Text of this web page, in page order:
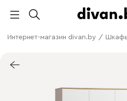
Интернет-магазин divan.by /